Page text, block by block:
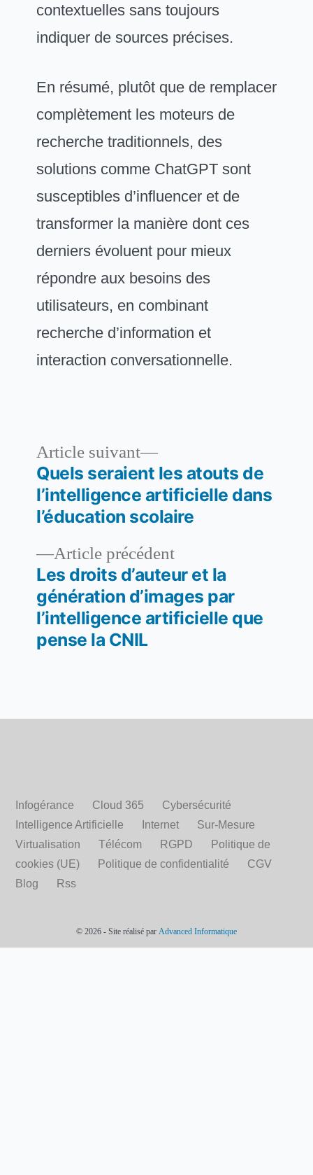
contextuelles sans toujours
indiquer de sources précises.
En résumé, plutôt que de remplacer
complètement les moteurs de
recherche traditionnels, des
solutions comme ChatGPT sont
susceptibles d’influencer et de
transformer la manière dont ces
derniers évoluent pour mieux
répondre aux besoins des
utilisateurs, en combinant
recherche d’information et
interaction conversationnelle.
Navigation
de
l’article
Article précédentArticle
précédent :
Les droits d’auteur et la
génération d’images par
l’intelligence artificielle que
pense la CNIL
Article suivant
Article
suivant :
Quels seraient les atouts de
l’intelligence artificielle dans
l’éducation scolaire
Infogérance Cloud 365
Cybersécurité
Intelligence Artificielle
Internet
Sur-Mesure
Virtualisation
Télécom RGPD
Politique de
cookies (UE)
Politique de confidentialité
CGV
Blog
Rss
© 2026 - Site réalisé par Advanced Informatique